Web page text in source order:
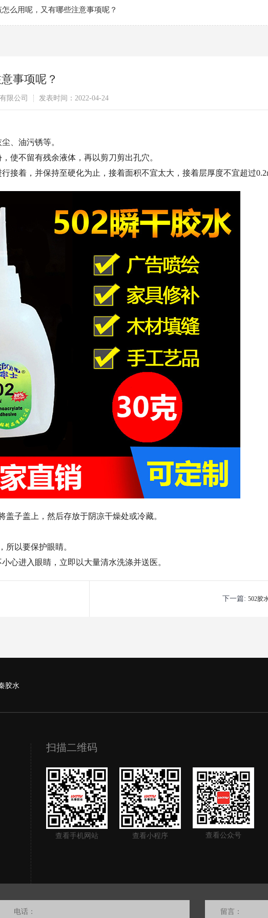
怎么用呢，又有哪些注意事项呢？
事项呢？
限公司 发表时间：2022-04-24
、油污锈等。
使不留有残余液体，再以剪刀剪出孔穴。
接着，并保持至硬化为止，接着面积不宜太大，接着层厚度不宜超过
子盖上，然后存放于阴凉干燥处或冷藏。
所以要保护眼睛。
心进入眼睛，立即以大量清水洗涤并送医。
下一篇: 502胶
胶水
扫描二维码
查看手机网站 查看小程序 查看公众号
电话： 留言：